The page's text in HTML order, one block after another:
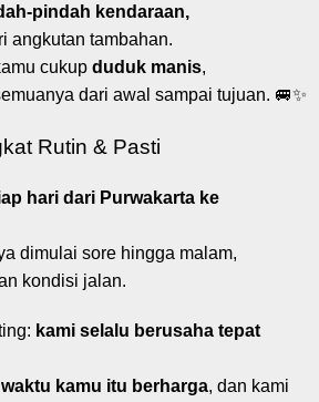
pindah kendaraan,
angkutan tambahan.
cukup duduk manis,
dari awal sampai tujuan. 🚐✨
Rutin & Pasti
hari dari Purwakarta ke
dimulai sore hingga malam,
kondisi jalan.
kami selalu berusaha tepat
waktu kamu itu berharga, dan kami